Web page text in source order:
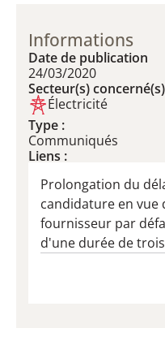
Informations
Date de publication
24/03/2020
Secteur(s)
Électricité
Type :
Communiqués
Liens :
Prolongation du
candidature en vue
fournisseur par
d'une durée de